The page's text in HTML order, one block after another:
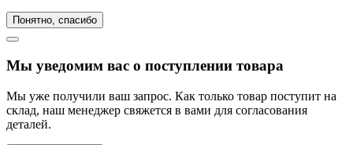
Понятно, спасибо
Мы уведомим вас о поступлении товара
Мы уже получили ваш запрос. Как только товар поступит на
склад, наш менеджер свяжется в вами для согласования
деталей.